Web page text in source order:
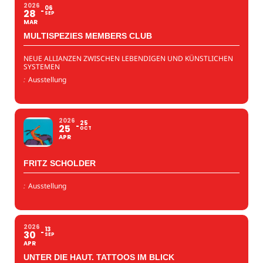
2026
28
MAR
06
SEP
MULTISPEZIES MEMBERS CLUB
NEUE ALLIANZEN ZWISCHEN LEBENDIGEN UND KÜNSTLICHEN
SYSTEMEN
: Ausstellung
2026
25
APR
25
OCT
FRITZ SCHOLDER
: Ausstellung
2026
30
APR
13
SEP
UNTER DIE HAUT. TATTOOS IM BLICK